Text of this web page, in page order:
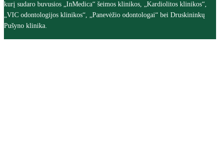
kurį sudaro buvusios „InMedica“ šeimos klinikos, „Kardiolitos klinikos“,
„VIC odontologijos klinikos“, „Panevėžio odontologai“ bei Druskininkų
Pušyno klinika.